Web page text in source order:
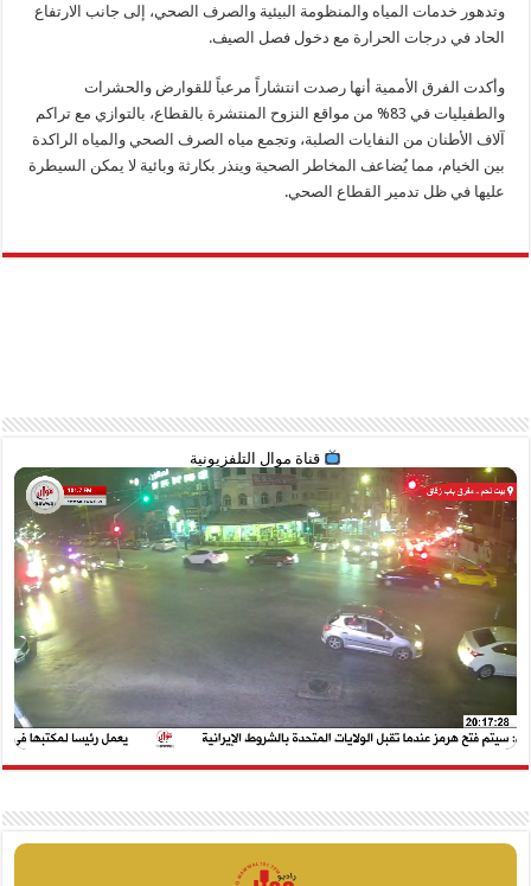
وتدهور خدمات المياه والمنظومة البيئية والصرف الصحي، إلى جانب الارتفاع
الحاد في درجات الحرارة مع دخول فصل الصيف.
وأكدت الفرق الأممية أنها رصدت انتشاراً مرعباً للقوارض والحشرات
والطفيليات في 83% من مواقع النزوح المنتشرة بالقطاع، بالتوازي مع تراكم
آلاف الأطنان من النفايات الصلبة، وتجمع مياه الصرف الصحي والمياه الراكدة
بين الخيام، مما يُضاعف المخاطر الصحية وينذر بكارثة وبائية لا يمكن السيطرة
عليها في ظل تدمير القطاع الصحي.
قناة موال التلفزيونية